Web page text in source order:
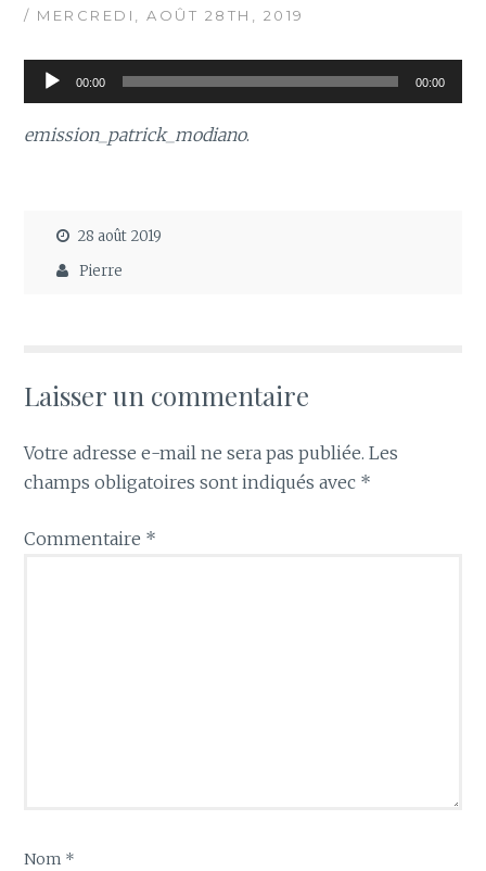
/ MERCREDI, AOÛT 28TH, 2019
Lecteur
audio
00:00 00:00
emission_patrick_modiano.
28 août 2019
Pierre
Laisser un commentaire
Votre adresse e-mail ne sera pas publiée. Les
champs obligatoires sont indiqués avec *
Commentaire *
Nom *